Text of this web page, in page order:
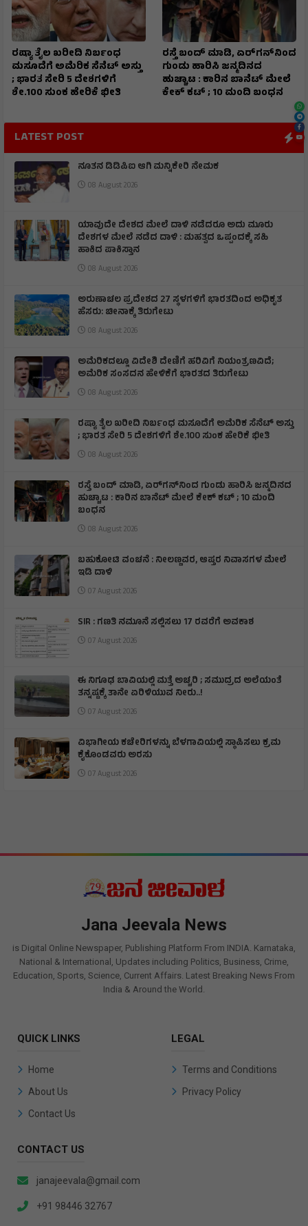
ರಷ್ಯಾ ತೈಲ ಖರೀದಿ ನಿರ್ಬಂಧ
ಮಸೂದೆಗೆ ಅಮೆರಿಕ ಸೆನೆಟ್ ಅಸ್ತು
; ಭಾರತ ಸೇರಿ 5 ದೇಶಗಳಿಗೆ
ಶೇ.100 ಸುಂಕ ಹೇರಿಕೆ ಭೀತಿ
ರಸ್ತೆ ಬಂದ್ ಮಾಡಿ, ಏರ್‌ಗನ್‌ನಿಂದ
ಗುಂಡು ಹಾರಿಸಿ ಜನ್ಮದಿನದ
ಹುಚ್ಚಾಟ : ಕಾರಿನ ಬಾನೆಟ್ ಮೇಲೆ
ಕೇಕ್ ಕಟ್‌ ; 10 ಮಂದಿ ಬಂಧನ
LATEST POST
ನೂತನ ಡಿಡಿಪಿಐ ಆಗಿ ಮನ್ನಿಕೇರಿ ನೇಮಕ
08 August 2026
ಯಾವುದೇ ದೇಶದ ಮೇಲೆ ದಾಳಿ ನಡೆದರೂ ಅದು ಮೂರು
ದೇಶಗಳ ಮೇಲೆ ನಡೆದ ದಾಳಿ : ಮಹತ್ವದ ಒಪ್ಪಂದಕ್ಕೆ ಸಹಿ
ಹಾಕಿದ ಪಾಕಿಸ್ತಾನ
08 August 2026
ಅರುಣಾಚಲ ಪ್ರದೇಶದ 27 ಸ್ಥಳಗಳಿಗೆ ಭಾರತದಿಂದ ಅಧಿಕೃತ
ಹೆಸರು: ಚೀನಾಕ್ಕೆ ತಿರುಗೇಟು
08 August 2026
ಅಮೆರಿಕದಲ್ಲೂ ವಿದೇಶಿ ದೇಣಿಗೆ ಹರಿವಿಗೆ ನಿಯಂತ್ರಣವಿದೆ;
ಅಮೆರಿಕ ಸಂಸದನ ಹೇಳಿಕೆಗೆ ಭಾರತದ ತಿರುಗೇಟು
08 August 2026
ರಷ್ಯಾ ತೈಲ ಖರೀದಿ ನಿರ್ಬಂಧ ಮಸೂದೆಗೆ ಅಮೆರಿಕ ಸೆನೆಟ್ ಅಸ್ತು
; ಭಾರತ ಸೇರಿ 5 ದೇಶಗಳಿಗೆ ಶೇ.100 ಸುಂಕ ಹೇರಿಕೆ ಭೀತಿ
08 August 2026
ರಸ್ತೆ ಬಂದ್ ಮಾಡಿ, ಏರ್‌ಗನ್‌ನಿಂದ ಗುಂಡು ಹಾರಿಸಿ ಜನ್ಮದಿನದ
ಹುಚ್ಚಾಟ : ಕಾರಿನ ಬಾನೆಟ್ ಮೇಲೆ ಕೇಕ್ ಕಟ್‌ ; 10 ಮಂದಿ
ಬಂಧನ
08 August 2026
ಬಹುಕೋಟಿ ವಂಚನೆ : ನೀಲಣ್ಣವರ, ಆಪ್ತರ ನಿವಾಸಗಳ ಮೇಲೆ
ಇಡಿ ದಾಳಿ
07 August 2026
SIR : ಗಣತಿ ನಮೂನೆ ಸಲ್ಲಿಸಲು 17 ರವರೆಗೆ ಅವಕಾಶ
07 August 2026
ಈ ನಿಗೂಢ ಬಾವಿಯಲ್ಲಿ ಮತ್ತೆ ಅಚ್ಚರಿ ; ಸಮುದ್ರದ ಅಲೆಯಂತೆ
ತನ್ನಷ್ಟಕ್ಕೆ ತಾನೇ ಏರಿಳಿಯುವ ನೀರು..!
07 August 2026
ವಿಭಾಗೀಯ ಕಚೇರಿಗಳನ್ನು ಬೆಳಗಾವಿಯಲ್ಲಿ ಸ್ಥಾಪಿಸಲು ಕ್ರಮ
ಕೈಕೊಂಡವರು ಅರಸು
07 August 2026
Jana Jeevala News
is Digital Online Newspaper, Publishing Platform From INDIA. Karnataka,
National & International, Updates including Politics, Business, Crime,
Education, Sports, Science, Current Affairs. Latest Breaking News From
India & Around the World.
QUICK LINKS
Home
About Us
Contact Us
LEGAL
Terms and Conditions
Privacy Policy
CONTACT US
janajeevala@gmail.com
+91 98446 32767